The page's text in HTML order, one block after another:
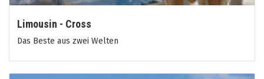
Limousin - Cross
Das Beste aus zwei Welten